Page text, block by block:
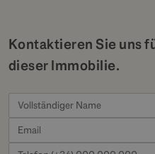
Kontaktieren Sie uns
dieser Immobilie.